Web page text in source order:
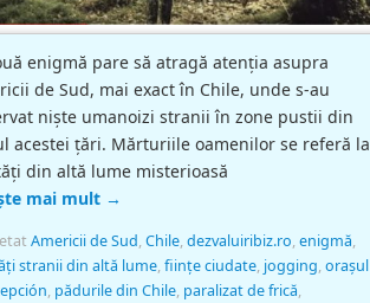
enigmă pare să atragă atenţia asupra
de Sud, mai exact în Chile, unde s-au
nişte umanoizi stranii în zone pustii din
acestei ţări. Mărturiile oamenilor se referă la
din altă lume misterioasă
mai mult →
Americii de Sud,Chile,dezvaluiribiz.ro,enigmă,
stranii din altă lume,ființe ciudate, jogging,orașul
, pădurile din Chile, paralizat de frică,